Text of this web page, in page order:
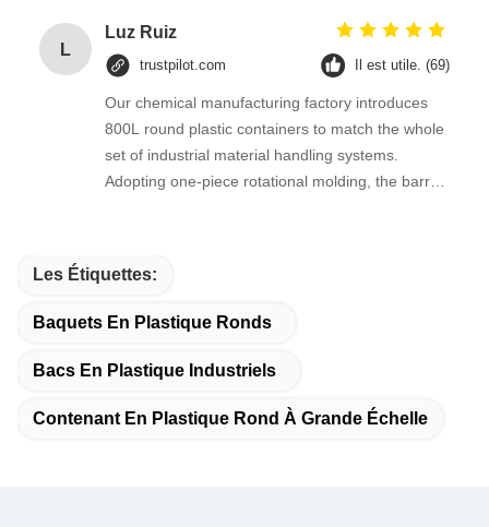
L
Luz Ruiz
trustpilot.com Il est utile. (69)
Our chemical manufacturing factory introduces
800L round plastic containers to match the whole
set of industrial material handling systems.
Adopting one-piece rotational molding, the barrel
production lines.
Les Étiquettes:
Baquets En Plastique Ronds
Bacs En Plastique Industriels
Contenant En Plastique Rond À Grande Échelle